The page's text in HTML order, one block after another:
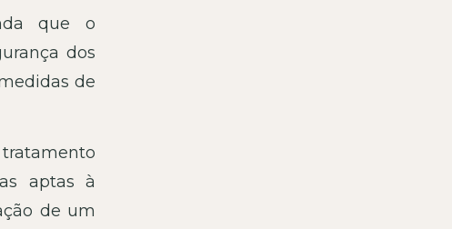
que o
dos
de
aptas à
de um